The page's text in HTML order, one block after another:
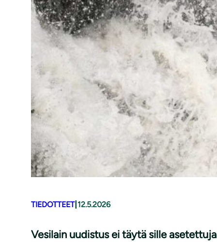
TIEDOTTEET| 12.5.2026
Vesilain uudistus ei täytä sille